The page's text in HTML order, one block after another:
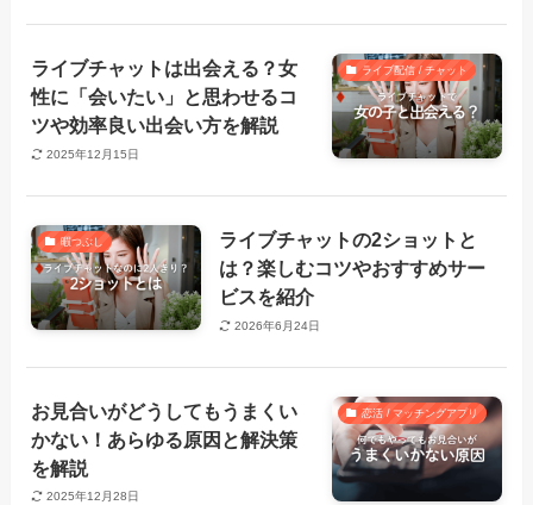
ライブ配信 / チャット
ライブチャットは出会える？女
性に「会いたい」と思わせるコ
ツや効率良い出会い方を解説
2025年12月15日
暇つぶし
ライブチャットの2ショットと
は？楽しむコツやおすすめサー
ビスを紹介
2026年6月24日
恋活 / マッチングアプリ
お見合いがどうしてもうまくい
かない！あらゆる原因と解決策
を解説
2025年12月28日